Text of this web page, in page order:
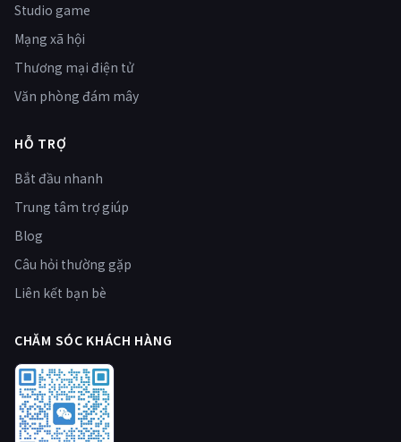
Studio game
Mạng xã hội
Thương mại điện tử
Văn phòng đám mây
HỖ TRỢ
Bắt đầu nhanh
Trung tâm trợ giúp
Blog
Câu hỏi thường gặp
Liên kết bạn bè
CHĂM SÓC KHÁCH HÀNG